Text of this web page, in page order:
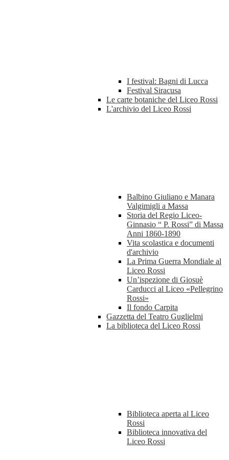
I festival: Bagni di Lucca
Festival Siracusa
Le carte botaniche del Liceo Rossi
L'archivio del Liceo Rossi
Balbino Giuliano e Manara
Valgimigli a Massa
Storia del Regio Liceo-
Ginnasio “ P. Rossi” di Massa
Anni 1860-1890
Vita scolastica e documenti
d'archivio
La Prima Guerra Mondiale al
Liceo Rossi
Un’ispezione di Giosuè
Carducci al Liceo «Pellegrino
Rossi»
Il fondo Carpita
Gazzetta del Teatro Guglielmi
La biblioteca del Liceo Rossi
Biblioteca aperta al Liceo
Rossi
Biblioteca innovativa del
Liceo Rossi